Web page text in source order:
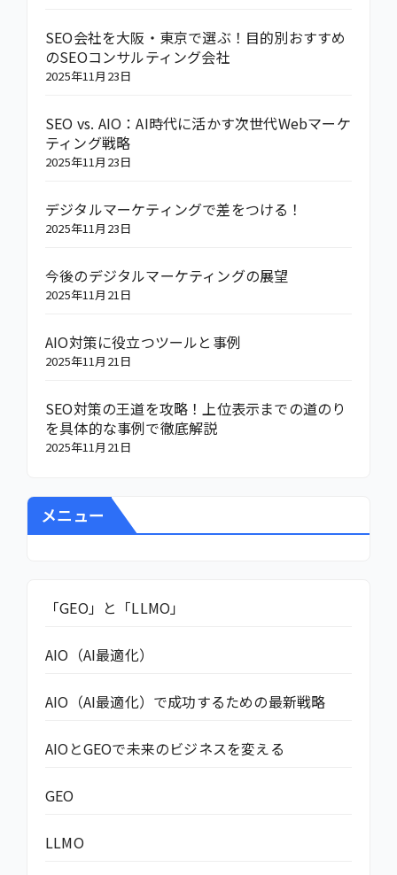
SEO会社を大阪・東京で選ぶ！目的別おすすめ
のSEOコンサルティング会社
2025年11月23日
SEO vs. AIO：AI時代に活かす次世代Webマーケ
ティング戦略
2025年11月23日
デジタルマーケティングで差をつける！
2025年11月23日
今後のデジタルマーケティングの展望
2025年11月21日
AIO対策に役立つツールと事例
2025年11月21日
SEO対策の王道を攻略！上位表示までの道のり
を具体的な事例で徹底解説
2025年11月21日
メニュー
「GEO」と「LLMO」
AIO（AI最適化）
AIO（AI最適化）で成功するための最新戦略
AIOとGEOで未来のビジネスを変える
GEO
LLMO